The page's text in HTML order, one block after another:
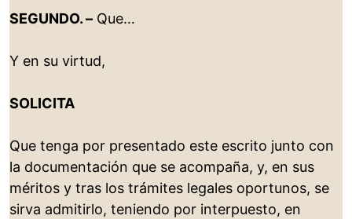
SEGUNDO. – Que…
Y en su virtud,
SOLICITA
Que tenga por presentado este escrito junto con
la documentación que se acompaña, y, en sus
méritos y tras los trámites legales oportunos, se
sirva admitirlo, teniendo por interpuesto, en